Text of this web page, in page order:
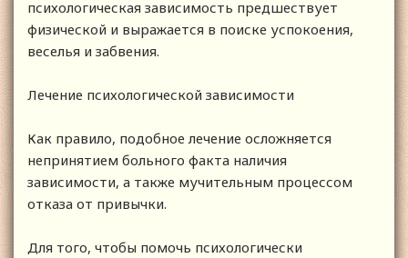
психологическая зависимость предшествует
физической и выражается в поиске успокоения,
веселья и забвения.
Лечение психологической зависимости
Как правило, подобное лечение осложняется
непринятием больного факта наличия
зависимости, а также мучительным процессом
отказа от привычки.
Для того, чтобы помочь психологически